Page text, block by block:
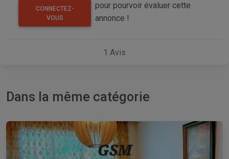
CONNECTEZ-
VOUS
pour pourvoir évaluer cette
annonce !
1 Avis
Dans la même catégorie